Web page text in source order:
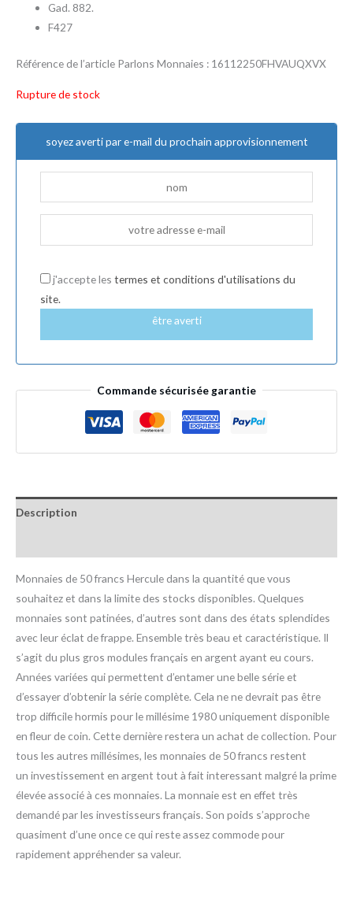
Gad. 882.
F427
Référence de l’article Parlons Monnaies : 16112250FHVAUQXVX
Rupture de stock
soyez averti par e-mail du prochain approvisionnement
j'accepte les termes et conditions d'utilisations du
site.
être averti
Commande sécurisée garantie
Description
Monnaies de 50 francs Hercule dans la quantité que vous
souhaitez et dans la limite des stocks disponibles. Quelques
monnaies sont patinées, d’autres sont dans des états splendides
avec leur éclat de frappe. Ensemble très beau et caractéristique. Il
s’agit du plus gros modules français en argent ayant eu cours.
Années variées qui permettent d’entamer une belle série et
d’essayer d’obtenir la série complète. Cela ne ne devrait pas être
trop difficile hormis pour le millésime 1980 uniquement disponible
en fleur de coin. Cette dernière restera un achat de collection. Pour
tous les autres millésimes, les monnaies de 50 francs restent
un investissement en argent tout à fait interessant malgré la prime
élevée associé à ces monnaies. La monnaie est en effet très
demandé par les investisseurs français. Son poids s’approche
quasiment d’une once ce qui reste assez commode pour
rapidement appréhender sa valeur.